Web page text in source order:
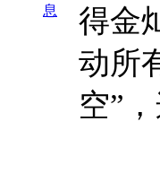
息
得金
动所
空”